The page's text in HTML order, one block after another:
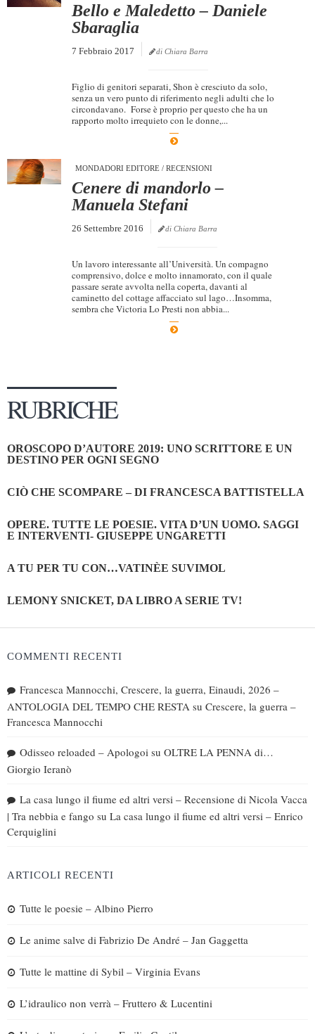
Tabù Festival 2014
A Tutto Volume
Salone di Torino
Bello e Maledetto – Daniele
Sbaraglia
7 Febbraio 2017 di Chiara Barra
Figlio di genitori separati, Shon è cresciuto da solo,
senza un vero punto di riferimento negli adulti che lo
circondavano. Forse è proprio per questo che ha un
rapporto molto irrequieto con le donne,...
MONDADORI EDITORE/ RECENSIONI
Cenere di mandorlo –
Manuela Stefani
26 Settembre 2016 di Chiara Barra
Un lavoro interessante all’Università. Un compagno
comprensivo, dolce e molto innamorato, con il quale
passare serate avvolta nella coperta, davanti al
caminetto del cottage affacciato sul lago…Insomma,
sembra che Victoria Lo Presti non abbia...
RUBRICHE
OROSCOPO D’AUTORE 2019: UNO SCRITTORE E UN
DESTINO PER OGNI SEGNO
CIÒ CHE SCOMPARE – DI FRANCESCA BATTISTELLA
OPERE. TUTTE LE POESIE. VITA D’UN UOMO. SAGGI
E INTERVENTI- GIUSEPPE UNGARETTI
A TU PER TU CON…VATINÈE SUVIMOL
LEMONY SNICKET, DA LIBRO A SERIE TV!
COMMENTI RECENTI
Francesca Mannocchi, Crescere, la guerra, Einaudi, 2026 –
ANTOLOGIA DEL TEMPO CHE RESTA su Crescere, la guerra –
Francesca Mannocchi
Odisseo reloaded – Apologoi su OLTRE LA PENNA di…
Giorgio Ieranò
La casa lungo il fiume ed altri versi – Recensione di Nicola Vacca
| Tra nebbia e fango su La casa lungo il fiume ed altri versi – Enrico
Cerquiglini
ARTICOLI RECENTI
Tutte le poesie – Albino Pierro
Le anime salve di Fabrizio De André – Jan Gaggetta
Tutte le mattine di Sybil – Virginia Evans
L’idraulico non verrà – Fruttero & Lucentini